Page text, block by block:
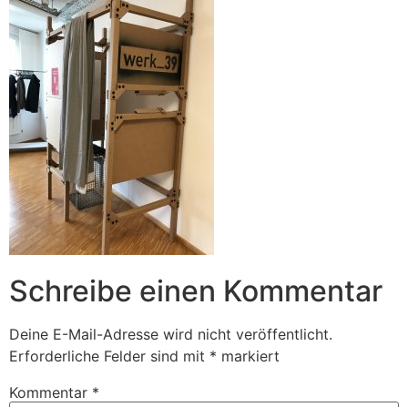
Schreibe einen Kommentar
Deine E-Mail-Adresse wird nicht veröffentlicht.
Erforderliche Felder sind mit * markiert
Kommentar *